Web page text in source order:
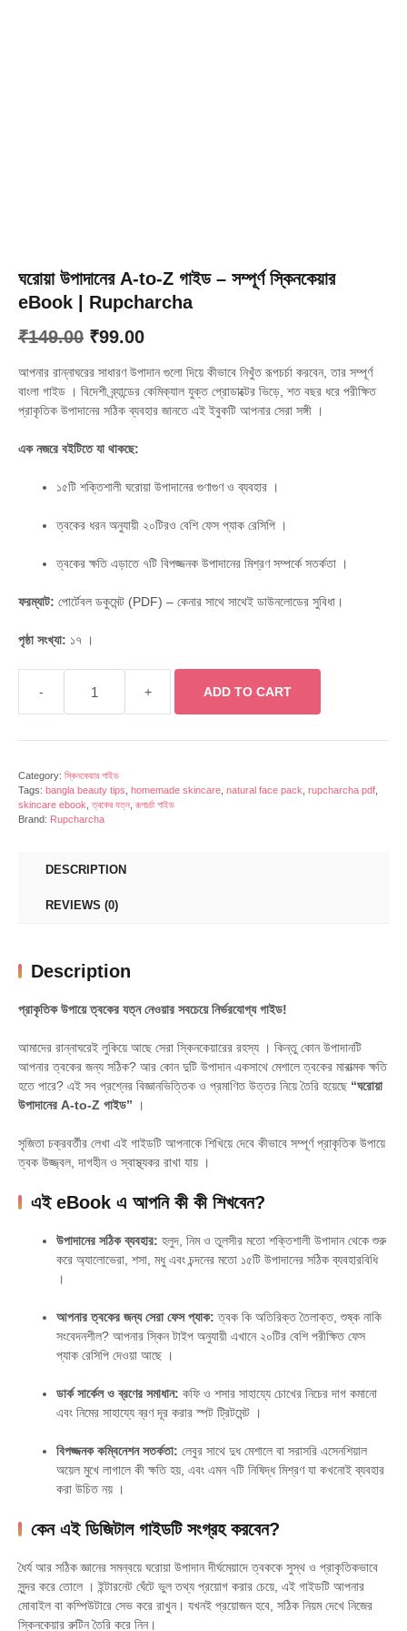
ঘরোয়া উপাদানের A-to-Z গাইড – সম্পূর্ণ স্কিনকেয়ার
eBook | Rupcharcha
₹149.00 Original
price
was:
₹149.00.
₹99.00Current
price
is:
₹99.00.
আপনার রান্নাঘরের সাধারণ উপাদান গুলো দিয়ে কীভাবে নিখুঁত রূপচর্চা করবেন, তার সম্পূর্ণ
বাংলা গাইড । বিদেশী ব্র্যান্ডের কেমিক্যাল যুক্ত প্রোডাক্টের ভিড়ে, শত বছর ধরে পরীক্ষিত
প্রাকৃতিক উপাদানের সঠিক ব্যবহার জানতে এই ইবুকটি আপনার সেরা সঙ্গী ।
এক নজরে বইটিতে যা থাকছে:
১৫টি শক্তিশালী ঘরোয়া উপাদানের গুণাগুণ ও ব্যবহার ।
ত্বকের ধরন অনুযায়ী ২০টিরও বেশি ফেস প্যাক রেসিপি ।
ত্বকের ক্ষতি এড়াতে ৭টি বিপজ্জনক উপাদানের মিশ্রণ সম্পর্কে সতর্কতা ।
ফরম্যাট: পোর্টেবল ডকুমেন্ট (PDF) – কেনার সাথে সাথেই ডাউনলোডের সুবিধা।
পৃষ্ঠা সংখ্যা: ১৭ ।
উপাদানের
A-
গাইড
ADD TO CART
Category: স্কিনকেয়ার গাইড
Tags: bangla beauty tips homemade skincare natural face pack rupcharcha pdf
skincare ebook ,ত্বকের যত্ন রূপচর্চা গাইড
Brand: Rupcharcha
DESCRIPTION
REVIEWS (0)
Description
প্রাকৃতিক উপায়ে ত্বকের যত্ন নেওয়ার সবচেয়ে নির্ভরযোগ্য গাইড!
আমাদের রান্নাঘরেই লুকিয়ে আছে সেরা স্কিনকেয়ারের রহস্য । কিন্তু কোন উপাদানটি
আপনার ত্বকের জন্য সঠিক? আর কোন দুটি উপাদান একসাথে মেশালে ত্বকের মারাত্মক ক্ষতি
হতে পারে? এই সব প্রশ্নের বিজ্ঞানভিত্তিক ও প্রমাণিত উত্তর নিয়ে তৈরি হয়েছে “ঘরোয়া
উপাদানের A-to-Z গাইড”
।
সৃজিতা চক্রবর্তীর লেখা এই গাইডটি আপনাকে শিখিয়ে দেবে কীভাবে সম্পূর্ণ প্রাকৃতিক উপায়ে
ত্বক উজ্জ্বল, দাগহীন ও স্বাস্থ্যকর রাখা যায় ।
এই eBook এ আপনি কী কী শিখবেন?
উপাদানের সঠিক ব্যবহার: হলুদ, নিম ও তুলসীর মতো শক্তিশালী উপাদান থেকে শুরু
করে অ্যালোভেরা, শসা, মধু এবং চন্দনের মতো ১৫টি উপাদানের সঠিক ব্যবহারবিধি
।
আপনার ত্বকের জন্য সেরা ফেস প্যাক: ত্বক কি অতিরিক্ত তৈলাক্ত, শুষ্ক নাকি
সংবেদনশীল? আপনার স্কিন টাইপ অনুযায়ী এখানে ২০টির বেশি পরীক্ষিত ফেস
প্যাক রেসিপি দেওয়া আছে ।
ডার্ক সার্কেল ও ব্রণের সমাধান: কফি ও শসার সাহায্যে চোখের নিচের দাগ কমানো
এবং নিমের সাহায্যে ব্রণ দূর করার স্পট ট্রিটমেন্ট ।
বিপজ্জনক কম্বিনেশন সতর্কতা: লেবুর সাথে দুধ মেশালে বা সরাসরি এসেনশিয়াল
অয়েল মুখে লাগালে কী ক্ষতি হয়, এবং এমন ৭টি নিষিদ্ধ মিশ্রণ যা কখনোই ব্যবহার
করা উচিত নয় ।
কেন এই ডিজিটাল গাইডটি সংগ্রহ করবেন?
ধৈর্য আর সঠিক জ্ঞানের সমন্বয়ে ঘরোয়া উপাদান দীর্ঘমেয়াদে ত্বককে সুস্থ ও প্রাকৃতিকভাবে
সুন্দর করে তোলে । ইন্টারনেট ঘেঁটে ভুল তথ্য প্রয়োগ করার চেয়ে, এই গাইডটি আপনার
মোবাইল বা কম্পিউটারে সেভ করে রাখুন। যখনই প্রয়োজন হবে, সঠিক নিয়ম দেখে নিজের
স্কিনকেয়ার রুটিন তৈরি করে নিন।